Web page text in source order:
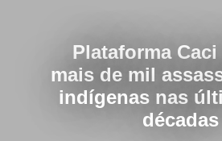
Plataforma Caci
mais de mil
indígenas nas
décadas